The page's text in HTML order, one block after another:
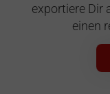
exportiere Dir
einen